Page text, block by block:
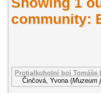
community:
Protialkoholní boj Tomáše
Činčová, Yvona (Muzeum